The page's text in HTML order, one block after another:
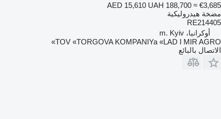
AED 15,610 UAH 188,700 ≈ €3,685
مضخة هيدروليكية
RE214405
أوكرانيا، m. Kyiv
TOV «TORGOVA KOMPANIYa «LAD I MIR AGRO»
الاتصال بالبائع